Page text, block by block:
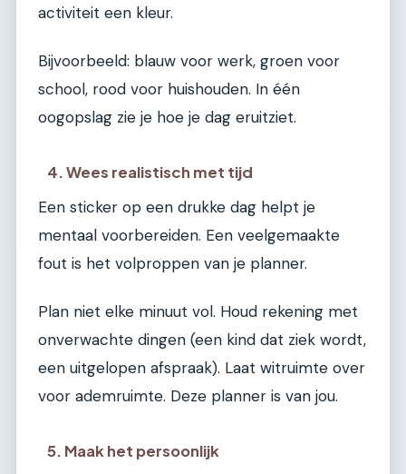
activiteit een kleur.
Bijvoorbeeld: blauw voor werk, groen voor
school, rood voor huishouden. In één
oogopslag zie je hoe je dag eruitziet.
4. Wees realistisch met tijd
Een sticker op een drukke dag helpt je
mentaal voorbereiden. Een veelgemaakte
fout is het volproppen van je planner.
Plan niet elke minuut vol. Houd rekening met
onverwachte dingen (een kind dat ziek wordt,
een uitgelopen afspraak). Laat witruimte over
voor ademruimte. Deze planner is van jou.
5. Maak het persoonlijk